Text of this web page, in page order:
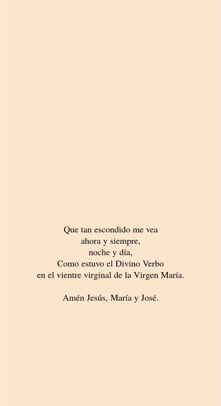
Que tan escondido me vea
ahora y siempre,
noche y día,
Como estuvo el Divino Verbo
en el vientre virginal de la Virgen María.
Amén Jesús, María y José.